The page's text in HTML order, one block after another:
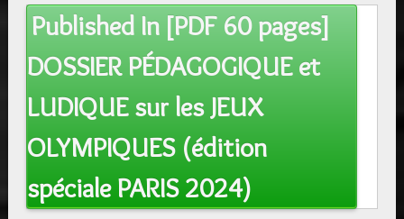
Post
navigation
Published In [PDF 60 pages]
DOSSIER PÉDAGOGIQUE et
LUDIQUE sur les JEUX
OLYMPIQUES (édition
spéciale PARIS 2024)